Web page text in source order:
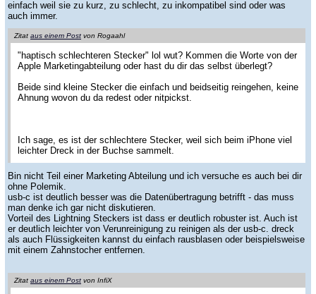
einfach weil sie zu kurz, zu schlecht, zu inkompatibel sind oder was
auch immer.
Zitat aus einem Post von Rogaahl
"haptisch schlechteren Stecker" lol wut? Kommen die Worte von der
Apple Marketingabteilung oder hast du dir das selbst überlegt?
Beide sind kleine Stecker die einfach und beidseitig reingehen, keine
Ahnung wovon du da redest oder nitpickst.
Ich sage, es ist der schlechtere Stecker, weil sich beim iPhone viel
leichter Dreck in der Buchse sammelt.
Bin nicht Teil einer Marketing Abteilung und ich versuche es auch bei dir
ohne Polemik.
usb-c ist deutlich besser was die Datenübertragung betrifft - das muss
man denke ich gar nicht diskutieren.
Vorteil des Lightning Steckers ist dass er deutlich robuster ist. Auch ist
er deutlich leichter von Verunreinigung zu reinigen als der usb-c. dreck
als auch Flüssigkeiten kannst du einfach rausblasen oder beispielsweise
mit einem Zahnstocher entfernen.
Zitat aus einem Post von InfiX